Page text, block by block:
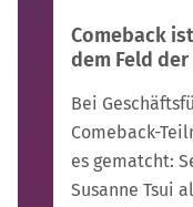
Comeback
dem Feld
Bei
Comeback-
es gematcht:
Susanne Tsui